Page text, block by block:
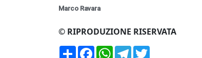
Marco Ravara
© RIPRODUZIONE RISERVATA
CondividiFacebookWhatsApp
Telegram